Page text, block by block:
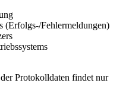
(Erfolgs-/Fehlermeldungen)
Protokolldaten findet nur